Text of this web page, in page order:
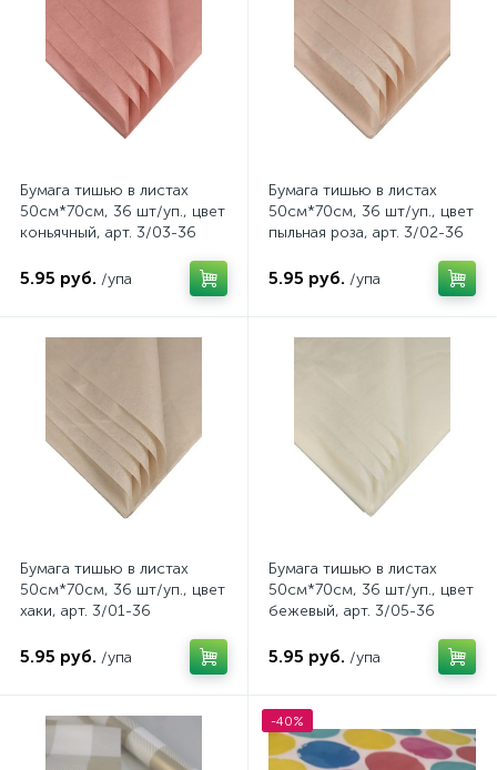
Бумага тишью в листах
50см*70см, 36 шт/уп., цвет
коньячный, арт. 3/03-36
5.95 руб. /упа
Бумага тишью в листах
50см*70см, 36 шт/уп., цвет
пыльная роза, арт. 3/02-36
5.95 руб. /упа
Бумага тишью в листах
50см*70см, 36 шт/уп., цвет
хаки, арт. 3/01-36
5.95 руб. /упа
Бумага тишью в листах
50см*70см, 36 шт/уп., цвет
бежевый, арт. 3/05-36
5.95 руб. /упа
-40%